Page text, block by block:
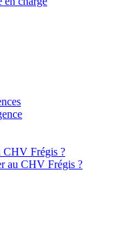
CHV Frégis ?
au CHV Frégis ?